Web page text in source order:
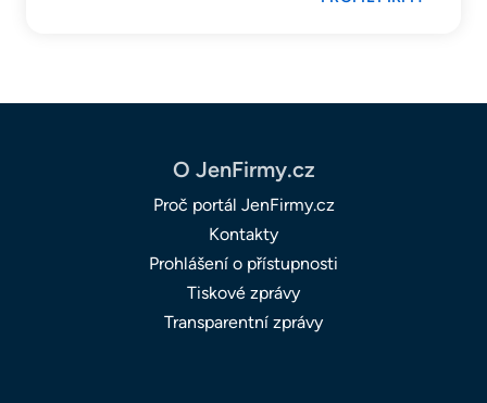
O JenFirmy.cz
Proč portál JenFirmy.cz
Kontakty
Prohlášení o přístupnosti
Tiskové zprávy
Transparentní zprávy